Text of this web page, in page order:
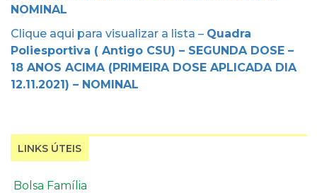
NOMINAL
Clique aqui para visualizar a lista – Quadra
Poliesportiva ( Antigo CSU) – SEGUNDA DOSE –
18 ANOS ACIMA (PRIMEIRA DOSE APLICADA DIA
12.11.2021) – NOMINAL
LINKS ÚTEIS
Bolsa Família